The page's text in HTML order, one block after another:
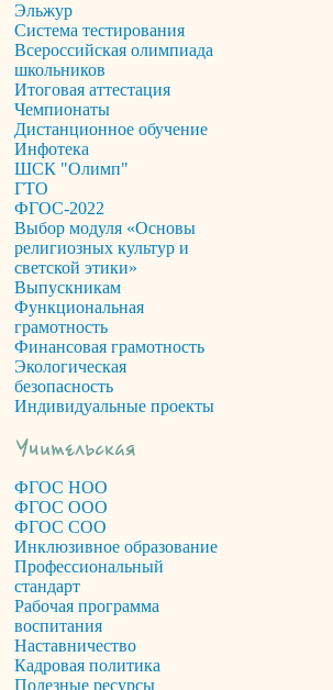
Эльжур
Система тестирования
Всероссийская олимпиада
школьников
Итоговая аттестация
Чемпионаты
Дистанционное обучение
Инфотека
ШСК "Олимп"
ГТО
ФГОС-2022
Выбор модуля «Основы
религиозных культур и
светской этики»
Выпускникам
Функциональная
грамотность
Финансовая грамотность
Экологическая
безопасность
Индивидуальные проекты
ФГОС НОО
ФГОС ООО
ФГОС СОО
Инклюзивное образование
Профессиональный
стандарт
Рабочая программа
воспитания
Наставничество
Кадровая политика
Полезные ресурсы